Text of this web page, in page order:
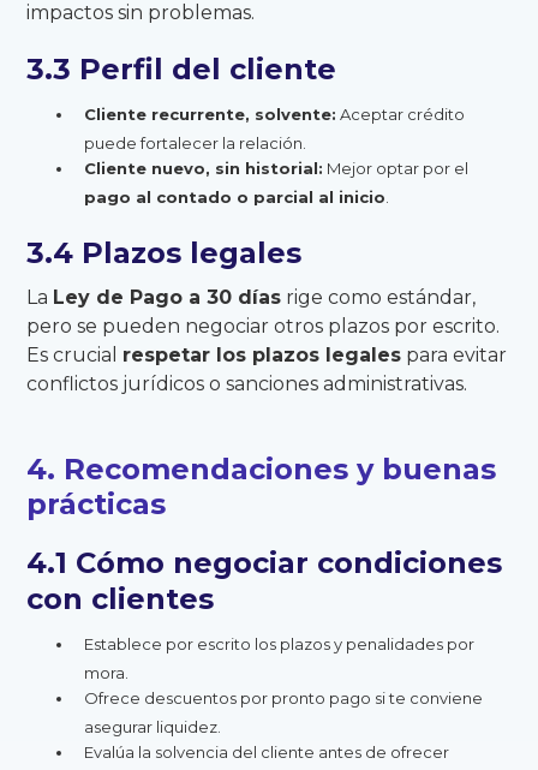
impactos sin problemas.
3.3 Perfil del cliente
Cliente recurrente, solvente: Aceptar crédito
puede fortalecer la relación.
Cliente nuevo, sin historial: Mejor optar por el
pago al contado o parcial al inicio
3.4 Plazos legales
La Ley de Pago a 30 días rige como estándar,
pero se pueden negociar otros plazos por escrito.
Es crucial respetar los plazos legales para evitar
conflictos jurídicos o sanciones administrativas.
4. Recomendaciones y buenas
prácticas
4.1 Cómo negociar condiciones
con clientes
Establece por escrito los plazos y penalidades por
mora.
Ofrece descuentos por pronto pago si te conviene
asegurar liquidez.
Evalúa la solvencia del cliente antes de ofrecer